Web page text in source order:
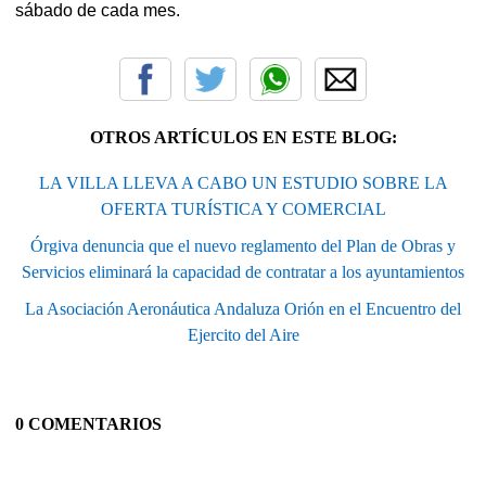
sábado de cada mes.
OTROS ARTÍCULOS EN ESTE BLOG:
LA VILLA LLEVA A CABO UN ESTUDIO SOBRE LA
OFERTA TURÍSTICA Y COMERCIAL
Órgiva denuncia que el nuevo reglamento del Plan de Obras y
Servicios eliminará la capacidad de contratar a los ayuntamientos
La Asociación Aeronáutica Andaluza Orión en el Encuentro del
Ejercito del Aire
0 COMENTARIOS